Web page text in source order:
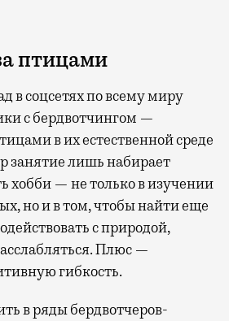
птицами
в соцсетях по всему миру
с бердвотчингом —
в их естественной среде
занятие лишь набирает
хобби — не только в изучении
но и в том, чтобы найти еще
с природой,
Плюс —
гибкость.
в ряды бердвотчеров-